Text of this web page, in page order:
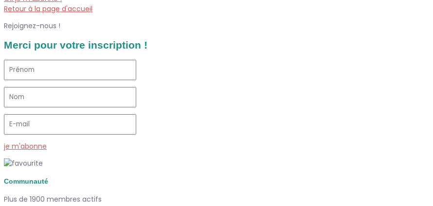
Retour à la page d'accueil
Rejoignez-nous !
Merci pour votre inscription !
je m'abonne
Communauté
Plus de 1900 membres actifs